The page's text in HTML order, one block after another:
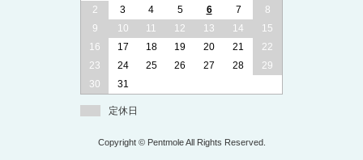
2
3 4 5 6 7
8
9
10 11 12 13 14
15
16
17 18 19 20 21
22
23
24 25 26 27 28
29
30
31
定休日
Copyright © Pentmole All Rights Reserved.